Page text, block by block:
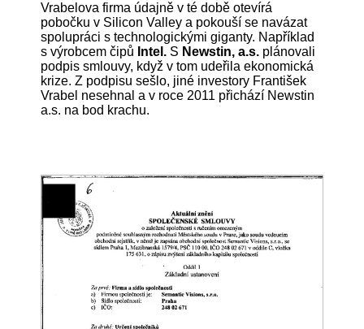
Vrabelova firma údajně v té době otevírá
pobočku v Silicon Valley a pokouší se navázat
spolupráci s technologickými giganty. Například
s výrobcem čipů Intel. S Newstin, a.s. plánovali
podpis smlouvy, když v tom udeřila ekonomická
krize. Z podpisu sešlo, jiné investory František
Vrabel nesehnal a v roce 2011 přichází Newstin
a.s. na bod krachu.